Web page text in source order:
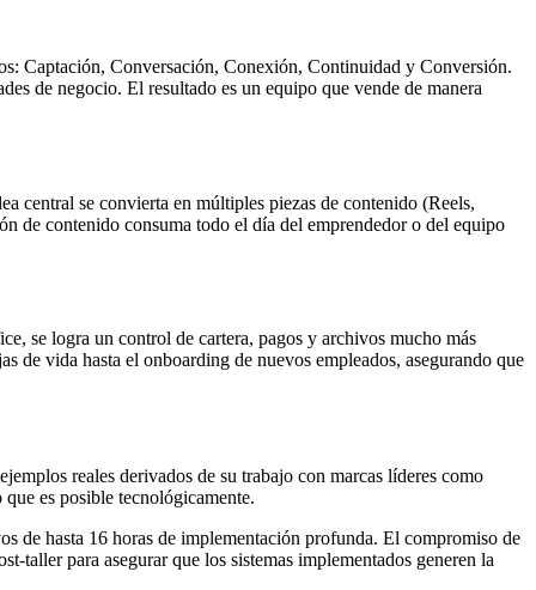
Captación, Conversación, Conexión, Continuidad y Conversión.
de negocio. El resultado es un equipo que vende de manera
central se convierta en múltiples piezas de contenido (Reels,
de contenido consuma todo el día del emprendedor o del equipo
se logra un control de cartera, pagos y archivos mucho más
de vida hasta el onboarding de nuevos empleados, asegurando que
reales derivados de su trabajo con marcas líderes como
es posible tecnológicamente.
de hasta 16 horas de implementación profunda. El compromiso de
taller para asegurar que los sistemas implementados generen la